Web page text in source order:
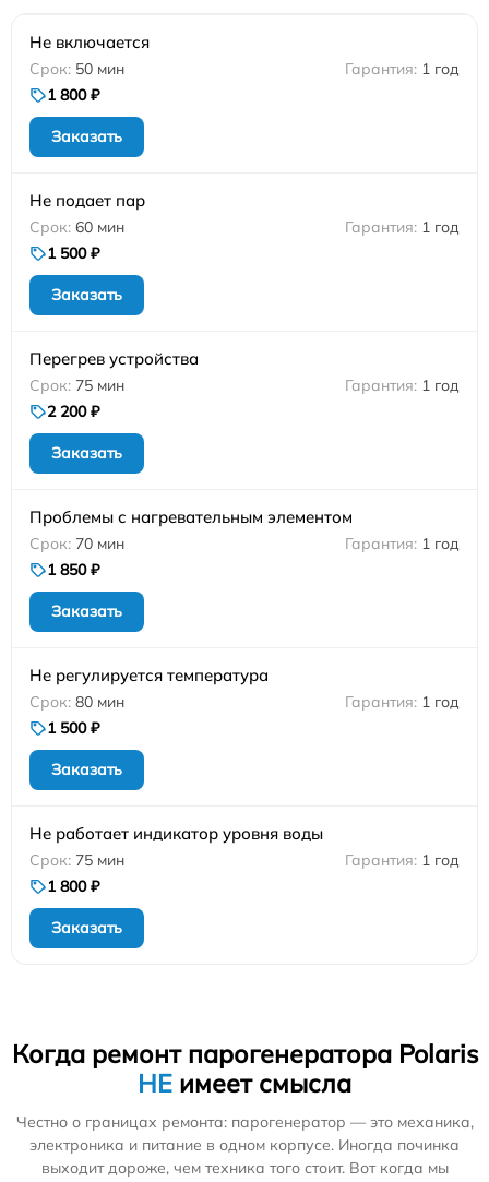
Не включается
50 мин
1 год
1 800 ₽
Заказать
Не подает пар
60 мин
1 год
1 500 ₽
Заказать
Перегрев устройства
75 мин
1 год
2 200 ₽
Заказать
Проблемы с нагревательным элементом
70 мин
1 год
1 850 ₽
Заказать
Не регулируется температура
80 мин
1 год
1 500 ₽
Заказать
Не работает индикатор уровня воды
75 мин
1 год
1 800 ₽
Заказать
Когда ремонт парогенератора Polaris
НЕ имеет смысла
Честно о границах ремонта: парогенератор — это механика,
электроника и питание в одном корпусе. Иногда починка
выходит дороже, чем техника того стоит. Вот когда мы